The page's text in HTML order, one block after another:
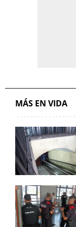
MÁS EN VIDA